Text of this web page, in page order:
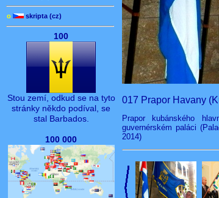
o skripta (cz)
100
Stou zemí, odkud se na tyto
stránky někdo podíval, se
stal Barbados.
100 000
017 Prapor Havany
Prapor kubánského
guvernérském paláci
2014)